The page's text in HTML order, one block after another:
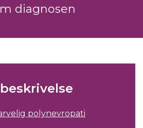
diagnosen
polynevropati